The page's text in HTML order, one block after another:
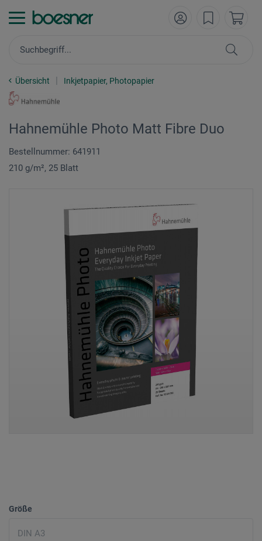
Übersicht Inkjetpapier, Photopapier
Hahnemühle Photo Matt Fibre Duo
Bestellnummer: 641911
210 g/m², 25 Blatt
Größe